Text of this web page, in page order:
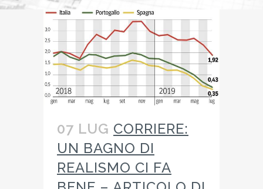
07 LUG CORRIERE:
UN BAGNO DI
REALISMO CI FA